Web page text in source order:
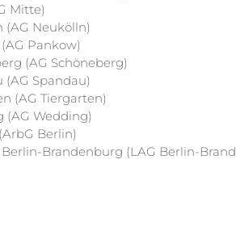
Mitte)
Neukölln)
Pankow)
(AG Schöneberg)
Spandau)
(AG Tiergarten)
Wedding)
Berlin)
Brandenburg (LAG Berlin-